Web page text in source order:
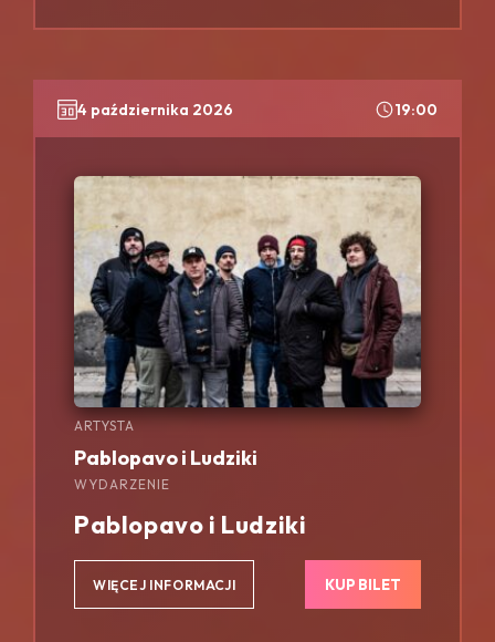
4 października 2026 19:00
ARTYSTA
Pablopavo i Ludziki
WYDARZENIE
Pablopavo i Ludziki
WIĘCEJ INFORMACJI KUP BILET